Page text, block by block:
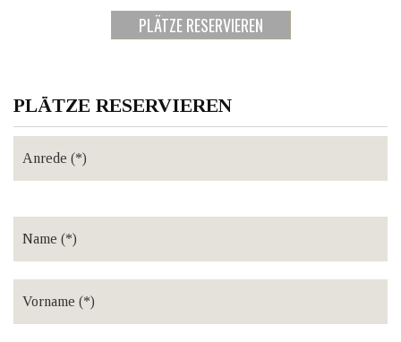
PLÄTZE RESERVIEREN
PLÄTZE RESERVIEREN